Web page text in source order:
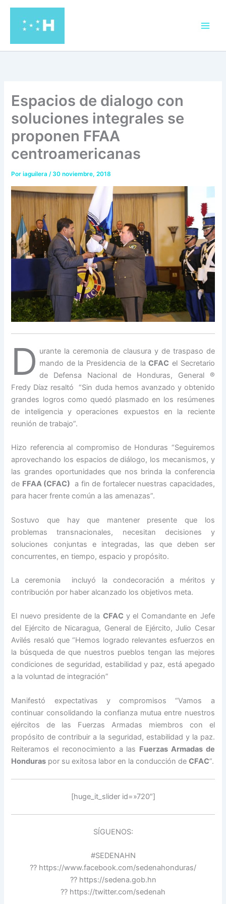
contenido
Espacios de dialogo con
soluciones integrales se
proponen FFAA
centroamericanas
Poriaguilera/30 noviembre, 2018
D urante la ceremonia de clausura y de traspaso de
mando de la Presidencia de laCFAC el Secretario
de Defensa Nacional de Honduras, General ®
Fredy Díaz resaltó “Sin duda hemos avanzado y obtenido
grandes logros como quedó plasmado en los resúmenes
de inteligencia y operaciones expuestos en la reciente
reunión de trabajo”.
Hizo referencia al compromiso de Honduras “Seguiremos
aprovechando los espacios de diálogo, los mecanismos, y
las grandes oportunidades que nos brinda la conferencia
de FFAA (CFAC) a fin de fortalecer nuestras capacidades,
para hacer frente común a las amenazas”.
Sostuvo que hay que mantener presente que los
problemas transnacionales, necesitan decisiones y
soluciones conjuntas e integradas, las que deben ser
concurrentes, en tiempo, espacio y propósito.
La ceremonia incluyó la condecoración a méritos y
contribución por haber alcanzado los objetivos meta.
El nuevo presidente de la CFAC y el Comandante en Jefe
del Ejército de Nicaragua, General de Ejército, Julio Cesar
Avilés resaló que “Hemos logrado relevantes esfuerzos en
la búsqueda de que nuestros pueblos tengan las mejores
condiciones de seguridad, estabilidad y paz, está apegado
a la voluntad de integración”
Manifestó expectativas y compromisos “Vamos a
continuar consolidando la confianza mutua entre nuestros
ejércitos de las Fuerzas Armadas miembros con el
propósito de contribuir a la seguridad, estabilidad y la paz.
Reiteramos el reconocimiento a las Fuerzas Armadas de
Honduras por su exitosa labor en la conducción deCFAC”.
[huge_it_slider id=»720″]
SÍGUENOS:
#SEDENAHN
?? https://www.facebook.com/sedenahonduras/
?? https://sedena.gob.hn
?? https://twitter.com/sedenah